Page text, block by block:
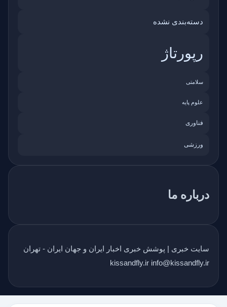
دسته‌بندی نشده
رپورتاژ
سلامتی
علوم پایه
فناوری
ورزشی
درباره ما
سایت خبری | پوشش خبری اخبار ایران و جهان ایران - تهران
kissandfly.ir info@kissandfly.ir